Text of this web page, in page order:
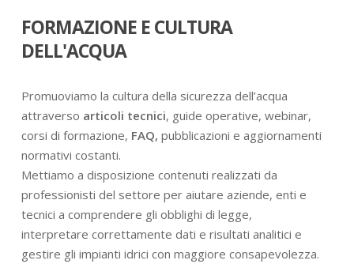
FORMAZIONE E CULTURA
DELL'ACQUA
Promuoviamo la cultura della sicurezza dell’acqua
attraverso articoli tecnici, guide operative, webinar,
corsi di formazione, FAQ, pubblicazioni e aggiornamenti
normativi costanti.
Mettiamo a disposizione contenuti realizzati da
professionisti del settore per aiutare aziende, enti e
tecnici a comprendere gli obblighi di legge,
interpretare correttamente dati e risultati analitici e
gestire gli impianti idrici con maggiore consapevolezza.